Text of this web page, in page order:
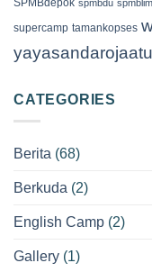
spmbdu
supercamp tamankopses
CATEGORIES
Berita (68)
Berkuda (2)
English Camp (2)
Gallery (1)